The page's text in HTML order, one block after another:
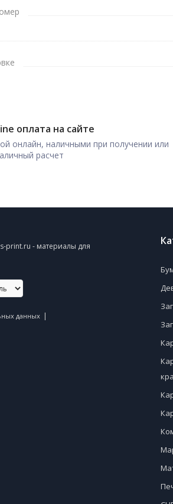
оплата на сайте
онлайн, наличными при получении или
расчет
print.ru - материалы для
данных |